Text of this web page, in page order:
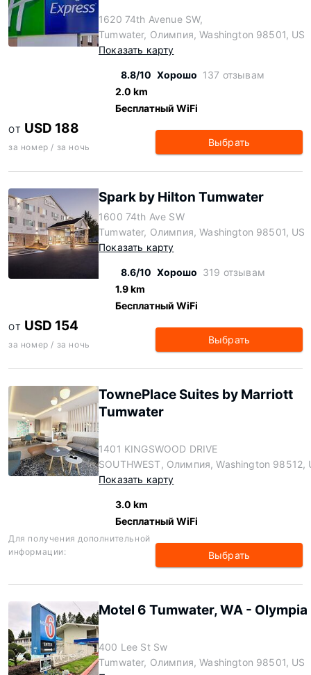
1620 74th Avenue SW,
Tumwater, Олимпия, Washington 98501, US
Показать карту
8.8/10 Хорошо 137 отзывам
2.0 km
Бесплатный WiFi
ОТ USD 188
за номер / за ночь Выбрать
Spark by Hilton Tumwater
1600 74th Ave SW
Tumwater, Олимпия, Washington 98501, US
Показать карту
8.6/10 Хорошо 319 отзывам
1.9 km
Бесплатный WiFi
ОТ USD 154
за номер / за ночь Выбрать
TownePlace Suites by Marriott
Tumwater
1401 KINGSWOOD DRIVE
SOUTHWEST, Олимпия, Washington 98512,
Показать карту
3.0 km
Бесплатный WiFi
Для получения дополнительной
информации:
Выбрать
Motel 6 Tumwater, WA - Olympia
400 Lee St Sw
Tumwater, Олимпия, Washington 98501, US